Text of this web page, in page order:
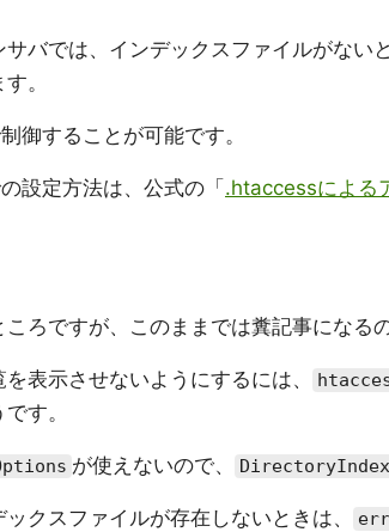
サバでは、インデックスファイルがない
。
御することが可能です。
設定方法は、公式の「 .htaccessによる
ころですが、このままでは糞記事になる
表示させないようにするには、
す。
が使えないので、 DirectoryIndex
クスファイルが存在しないときは、